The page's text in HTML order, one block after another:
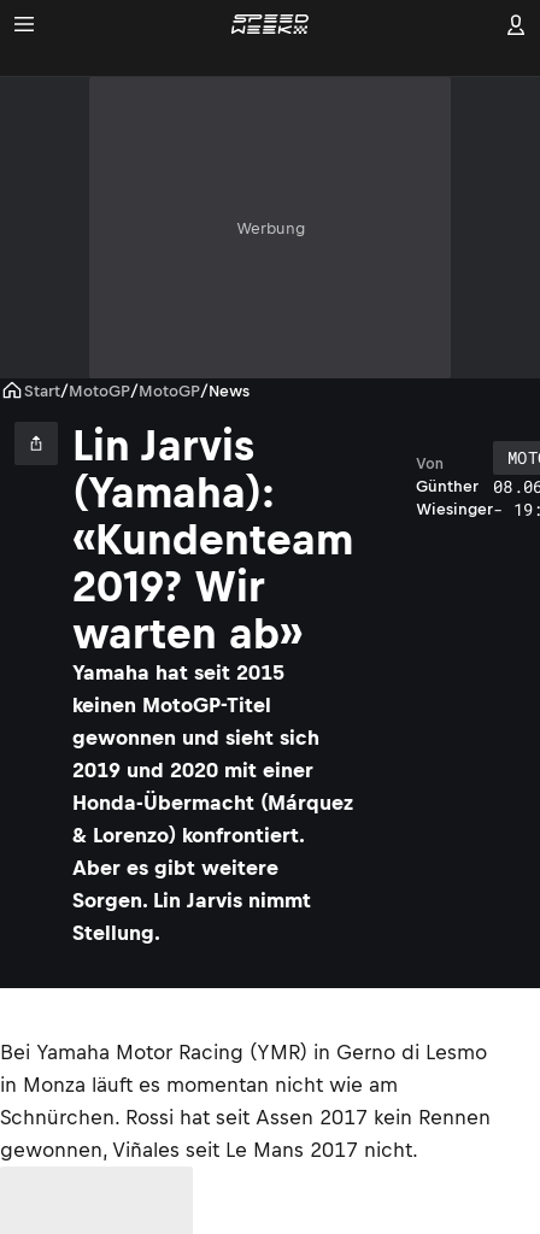
Werbung
Start/MotoGP/MotoGP/News
Lin Jarvis
(Yamaha):
«Kundenteam
2019? Wir
warten ab»
Yamaha hat seit 2015
keinen MotoGP-Titel
gewonnen und sieht sich
2019 und 2020 mit einer
Honda-Übermacht (Márquez
& Lorenzo) konfrontiert.
Aber es gibt weitere
Sorgen. Lin Jarvis nimmt
Stellung.
Günther
Wiesinger
Von
-
Bei Yamaha Motor Racing (YMR) in Gerno di Lesmo
in Monza läuft es momentan nicht wie am
Schnürchen. Rossi hat seit Assen 2017 kein Rennen
gewonnen, Viñales seit Le Mans 2017 nicht.